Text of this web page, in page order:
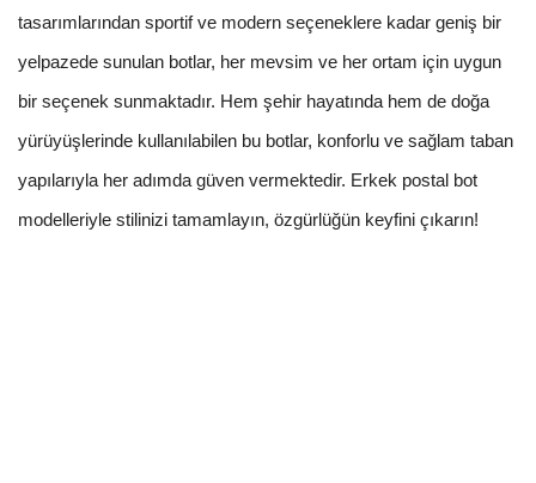
tasarımlarından sportif ve modern seçeneklere kadar geniş bir
yelpazede sunulan botlar, her mevsim ve her ortam için uygun
bir seçenek sunmaktadır. Hem şehir hayatında hem de doğa
yürüyüşlerinde kullanılabilen bu botlar, konforlu ve sağlam taban
yapılarıyla her adımda güven vermektedir. Erkek postal bot
modelleriyle stilinizi tamamlayın, özgürlüğün keyfini çıkarın!